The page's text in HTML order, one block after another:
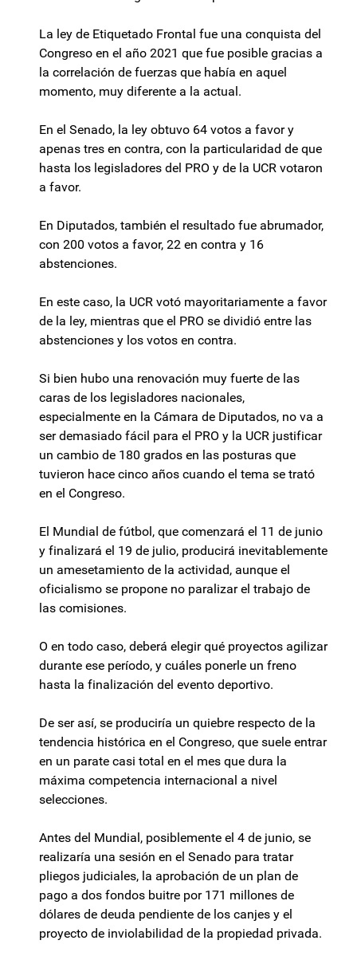
La ley de Etiquetado Frontal fue una conquista del
Congreso en el año 2021 que fue posible gracias a
la correlación de fuerzas que había en aquel
momento, muy diferente a la actual.
En el Senado, la ley obtuvo 64 votos a favor y
apenas tres en contra, con la particularidad de que
hasta los legisladores del PRO y de la UCR votaron
a favor.
En Diputados, también el resultado fue abrumador,
con 200 votos a favor, 22 en contra y 16
abstenciones.
En este caso, la UCR votó mayoritariamente a favor
de la ley, mientras que el PRO se dividió entre las
abstenciones y los votos en contra.
Si bien hubo una renovación muy fuerte de las
caras de los legisladores nacionales,
especialmente en la Cámara de Diputados, no va a
ser demasiado fácil para el PRO y la UCR justificar
un cambio de 180 grados en las posturas que
tuvieron hace cinco años cuando el tema se trató
en el Congreso.
El Mundial de fútbol, que comenzará el 11 de junio
y finalizará el 19 de julio, producirá inevitablemente
un amesetamiento de la actividad, aunque el
oficialismo se propone no paralizar el trabajo de
las comisiones.
O en todo caso, deberá elegir qué proyectos agilizar
durante ese período, y cuáles ponerle un freno
hasta la finalización del evento deportivo.
De ser así, se produciría un quiebre respecto de la
tendencia histórica en el Congreso, que suele entrar
en un parate casi total en el mes que dura la
máxima competencia internacional a nivel
selecciones.
Antes del Mundial, posiblemente el 4 de junio, se
realizaría una sesión en el Senado para tratar
pliegos judiciales, la aprobación de un plan de
pago a dos fondos buitre por 171 millones de
dólares de deuda pendiente de los canjes y el
proyecto de inviolabilidad de la propiedad privada.